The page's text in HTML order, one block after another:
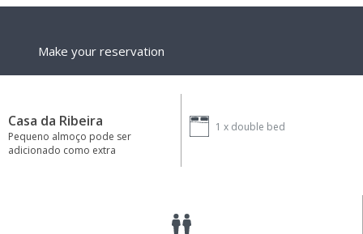
Make your reservation
Casa da Ribeira
Pequeno almoço pode ser
adicionado como extra
1 x double bed